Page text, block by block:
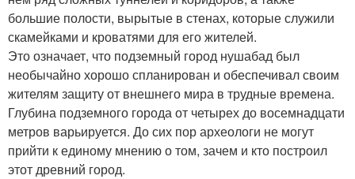
большие полости, вырытые в стенах, которые служили
скамейками и кроватями для его жителей.
Это означает, что подземный город нушабад был
необычайно хорошо спланирован и обеспечивал своим
жителям защиту от внешнего мира в трудные времена.
Глубина подземного города от четырех до восемнадцати
метров варьируется. До сих пор археологи не могут
прийти к единому мнению о том, зачем и кто построил
этот древний город.